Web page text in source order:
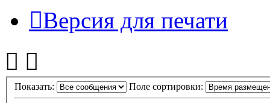
Версия для печати
Показать: Поле сортировки: